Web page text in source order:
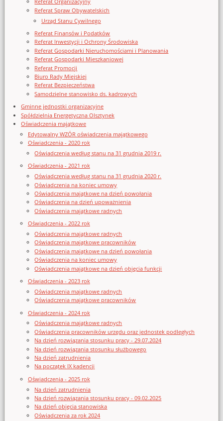
Referat Spraw Obywatelskich
Urząd Stanu Cywilnego
Referat Finansów i Podatków
Referat Inwestycji i Ochrony Środowiska
Referat Gospodarki Nieruchomościami i Planowania
Referat Gospodarki Mieszkaniowej
Referat Promocji
Biuro Rady Miejskiej
Referat Bezpieczeństwa
Samodzielne stanowisko ds. kadrowych
Gminne jednostki organizacyjne
Spółdzielnia Energetyczna Olsztynek
Oświadczenia majątkowe
Edytowalny WZÓR oświadczenia majątkowego
Oświadczenia - 2020 rok
Oświadczenia według stanu na 31 grudnia 2019 r.
Oświadczenia - 2021 rok
Oświadczenia według stanu na 31 grudnia 2020 r.
Oświadczenia na koniec umowy
Oświadczenia majątkowe na dzień powołania
Oświadczenia na dzień upoważnienia
Oświadczenia majątkowe radnych
Oświadczenia - 2022 rok
Oświadczenia majątkowe radnych
Oświadczenia majątkowe pracowników
Oświadczenia majątkowe na dzień powołania
Oświadczenia na koniec umowy
Oświadczenia majątkowe na dzień objęcia funkcji
Oświadczenia - 2023 rok
Oświadczenia majątkowe radnych
Oświadczenia majątkowe pracowników
Oświadczenia - 2024 rok
Oświadczenia majątkowe radnych
Oświadczenia pracowników urzędu oraz jednostek podległych
Na dzień rozwiązania stosunku pracy - 29.07.2024
Na dzień rozwiązania stosunku służbowego
Na dzień zatrudnienia
Na początek IX kadencji
Oświadczenia - 2025 rok
Na dzień zatrudnienia
Na dzień rozwiązania stosunku pracy - 09.02.2025
Na dzień objęcia stanowiska
Oświadczenia za rok 2024